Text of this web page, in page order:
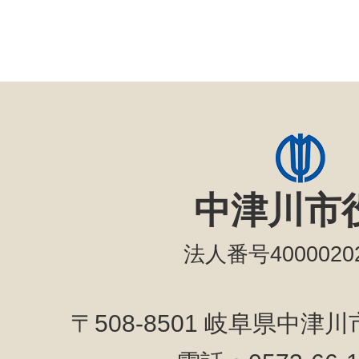
中津川市
法人番号
〒508-8501 岐阜県中津